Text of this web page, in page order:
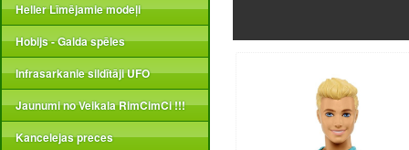
Heller Līmējamie modeļi
Hobijs - Galda spēles
Infrasarkanie sildītāji UFO
Jaunumi no Veikala RimCimCi !!!
Kancelejas preces